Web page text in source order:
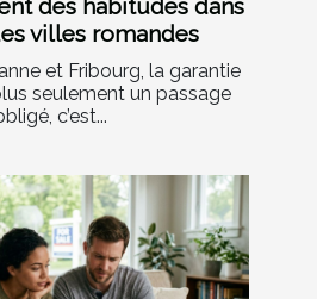
des habitudes dans
villes romandes
et Fribourg, la garantie
seulement un passage
c’est...